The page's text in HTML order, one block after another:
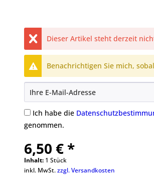
Dieser Artikel steht derzeit
Benachrichtigen Sie mich,
Ich habe die
genommen.
6,50 € *
Inhalt: 1 Stück
inkl. MwSt.zzgl. Versandkosten